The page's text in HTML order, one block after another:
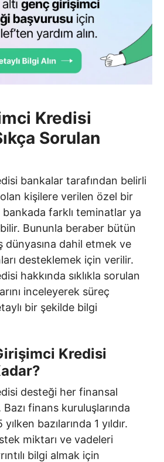
Kredisi
Sorulan
bankalar tarafından belirli
olan kişilere verilen özel bir
farklı teminatlar ya
Bununla beraber bütün
dünyasına dahil etmek ve
desteklemek için verilir.
hakkında sıklıkla sorulan
inceleyerek süreç
bir şekilde bilgi
Kredisi
desteği her finansal
Bazı finans kuruluşlarında
bazılarında 1 yıldır.
miktarı ve vadeleri
bilgi almak için